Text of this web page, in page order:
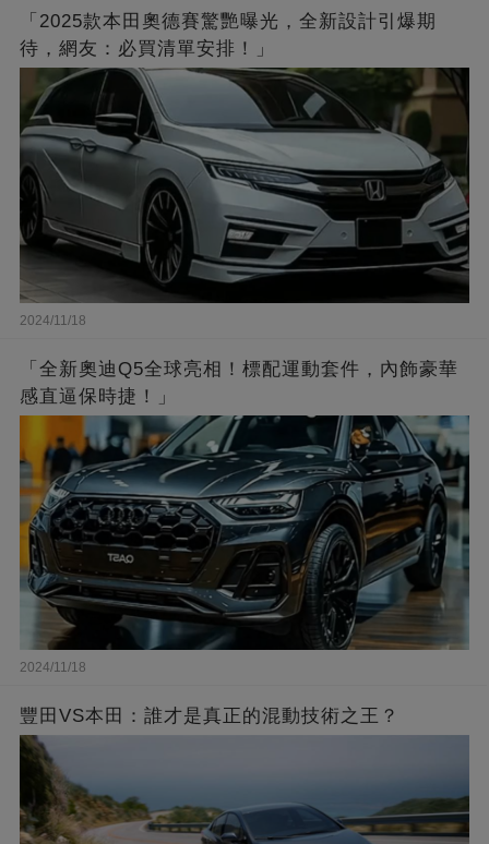
「2025款本田奧德賽驚艷曝光，全新設計引爆期
待，網友：必買清單安排！」
2024/11/18
「全新奧迪Q5全球亮相！標配運動套件，內飾豪華
感直逼保時捷！」
2024/11/18
豐田VS本田：誰才是真正的混動技術之王？